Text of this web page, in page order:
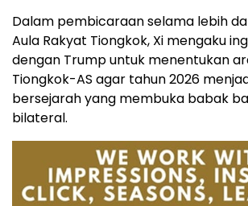
Dalam pembicaraan selama lebih
Aula Rakyat Tiongkok, Xi mengaku
dengan Trump untuk menentukan
Tiongkok-AS agar tahun 2026
bersejarah yang membuka babak
bilateral.